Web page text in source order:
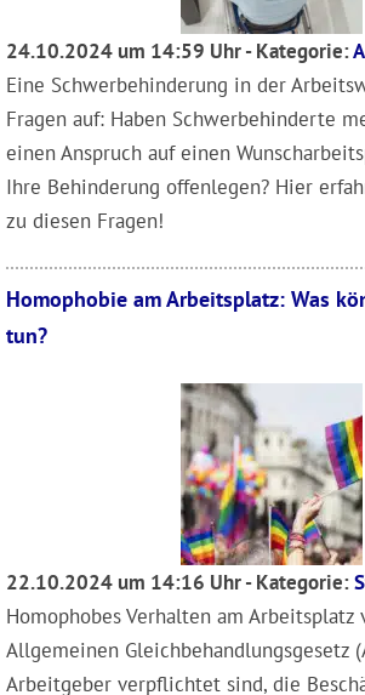
24.10.2024 um 14:59 Uhr - Kategorie:
Eine Schwerbehinderung in der
Fragen auf: Haben Schwerbehinderte
einen Anspruch auf einen
Ihre Behinderung offenlegen? Hier
zu diesen Fragen!
Homophobie am Arbeitsplatz: Was
tun?
22.10.2024 um 14:16 Uhr - Kategorie:
Homophobes Verhalten am Arbeitsplatz
Allgemeinen Gleichbehandlungsgesetz
Arbeitgeber verpflichtet sind, die